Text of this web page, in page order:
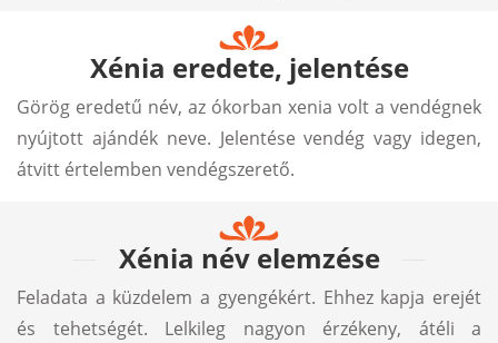
Xénia eredete, jelentése
Görög eredetű név, az ókorban xenia volt a vendégnek
nyújtott ajándék neve. Jelentése vendég vagy idegen,
átvitt értelemben vendégszerető.
Xénia név elemzése
Feladata a küzdelem a gyengékért. Ehhez kapja erejét
és tehetségét. Lelkileg nagyon érzékeny, átéli a